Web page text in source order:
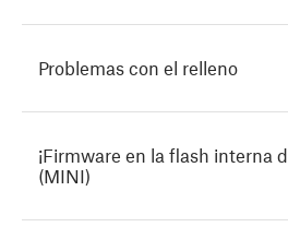
Problemas con el relleno
¡Firmware en la flash interna
(MINI)